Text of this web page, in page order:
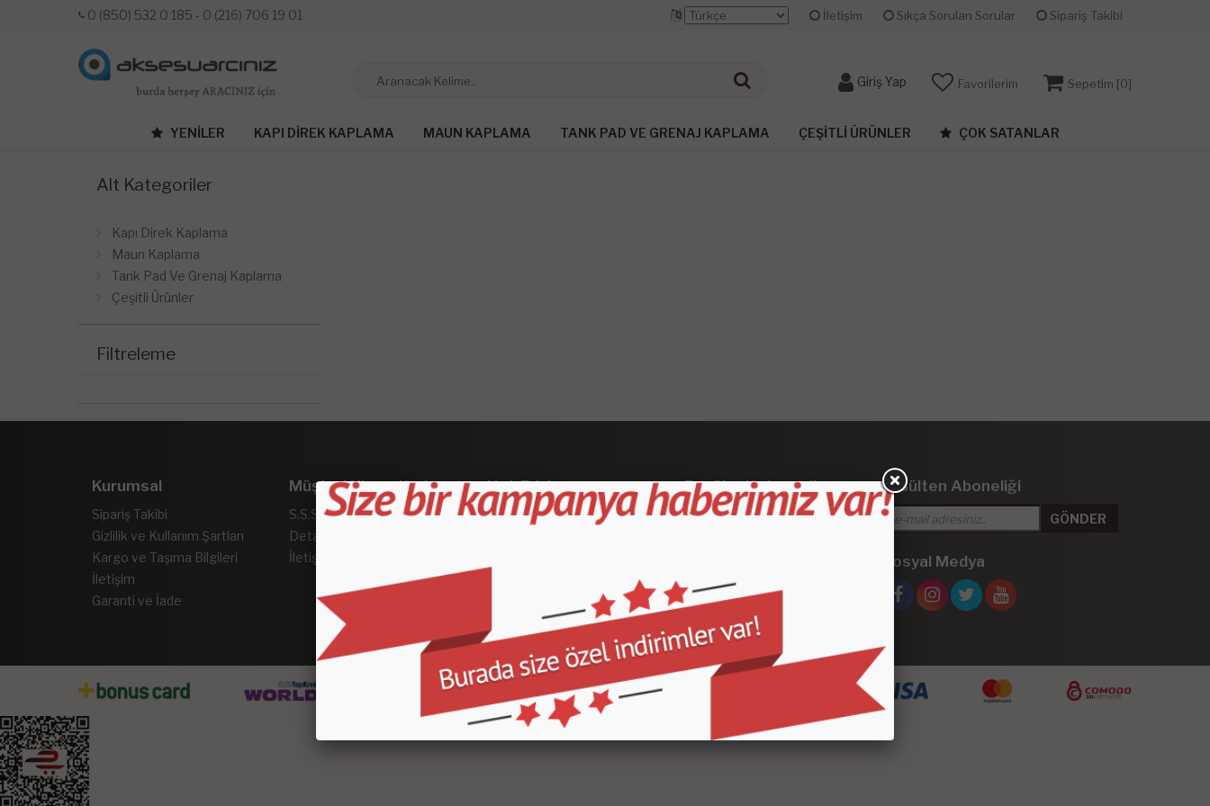
0 (850) 532 0 185 - 0 (216) 706 19 01 İletişim Sıkça Sorulan Sorular Sipariş Takibi
Giriş Yap Favorilerim Sepetim [0]
YENILER KAPI DIREK KAPLAMA MAUN KAPLAMA TANK PAD VE GRENAJ KAPLAMA ÇEŞITLI ÜRÜNLER ÇOK SATANLAR
Alt Kategoriler
Kapı Direk Kaplama
Maun Kaplama
Tank Pad Ve Grenaj Kaplama
Çeşitli Ürünler
Filtreleme
Kurumsal
Sipariş Takibi
Gizlilik ve Kullanım Şartları
Kargo ve Taşıma Bilgileri
İletişim
Garanti ve İade
Müşteri Hizmetleri
S.S.S.
Detaylı Arama
İletişim
Hızlı Erişim
Ana Sayfa
Popüler Kategoriler
Kapı Direk Kaplama
Çeşitli Ürünler
E-Bülten Aboneliği
Sosyal Medya